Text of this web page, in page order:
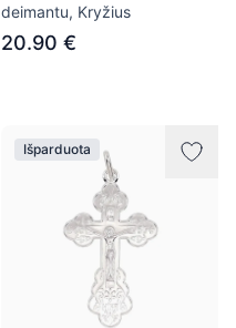
deimantu, Kryžius
20.90 €
Išparduota